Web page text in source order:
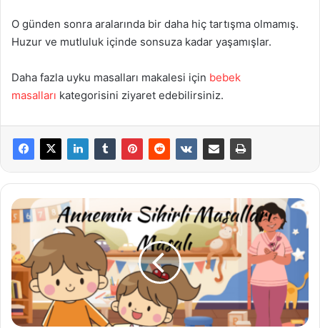
O günden sonra aralarında bir daha hiç tartışma olmamış.
Huzur ve mutluluk içinde sonsuza kadar yaşamışlar.
Daha fazla uyku masalları makalesi için bebek
masalları kategorisini ziyaret edebilirsiniz.
Annemin
Sihirli
Masalları
Masalı